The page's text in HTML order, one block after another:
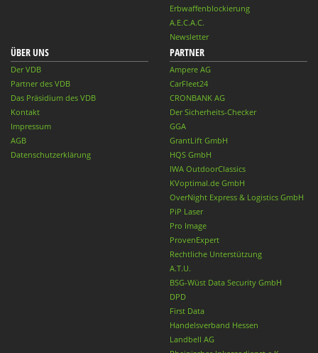
Erbwaffenblockierung
A.E.C.A.C.
Newsletter
ÜBER UNS
Der VDB
Partner des VDB
Das Präsidium des VDB
Kontakt
Impressum
AGB
Datenschutzerklärung
PARTNER
Ampere AG
CarFleet24
CRONBANK AG
Der Sicherheits-Checker
GGA
GrantLift GmbH
HQS GmbH
IWA OutdoorClassics
KVoptimal.de GmbH
OverNight Express & Logistics GmbH
PiP Laser
Pro Image
ProvenExpert
Rechtliche Unterstützung
A.T.U.
BSG-Wüst Data Security GmbH
DPD
First Data
Handelsverband Hessen
Landbell AG